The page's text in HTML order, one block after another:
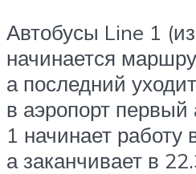
Автобусы Line 1
начинается
а последний
в аэропорт первый
1 начинает работу
а заканчивает в